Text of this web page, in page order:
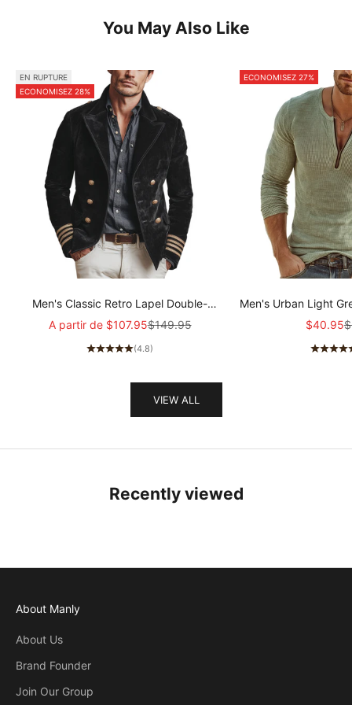
You May Also Like
EN RUPTURE
ECONOMISEZ 28%
Men's Classic Retro Lapel Double-
breasted Epaulette Faux Velvet Jacket
Prix de vente
A partir de $107.95Prix normal
$149.95
(4.8)
ECONOMISEZ 27%
Men's Urban Light
stretch Slim-fit
Prix de
$40.95
VIEW ALL
Recently viewed
About Manly
About Us
Brand Founder
Join Our Group